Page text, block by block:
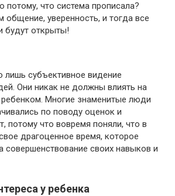
потому, что система прописала?
общение, уверенность, и тогда все
будут открыты!
лишь субъективное видение
Они никак не должны влиять на
Многие знаменитые люди
по поводу оценок и
потому что вовремя поняли, что в
драгоценное время, которое
совершенствование своих навыков и
у ребенка